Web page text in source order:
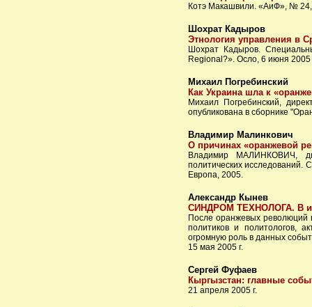
Котэ Макашвили. «АиФ», № 24,
Шохрат Кадыров
Этнология управления в
Шохрат Кадыров.
Regional?». Осло, 6 июня 2005
Михаил Погребинский
Как Украина шла к
Михаил Погребинский,
опубликована в сборнике
Владимир Малинкович
О причинах «оранжевой
Владимир МАЛИНКОВИЧ,
политических исследований.
Европа, 2005.
Александр Кынев
СИНДРОМ ТЕХНОЛОГА. В
После оранжевых революций
политиков и политологов,
огромную роль в данных
15 мая 2005 г.
Сергей Фуфаев
Кыргызстан: главные
21 апреля 2005 г.